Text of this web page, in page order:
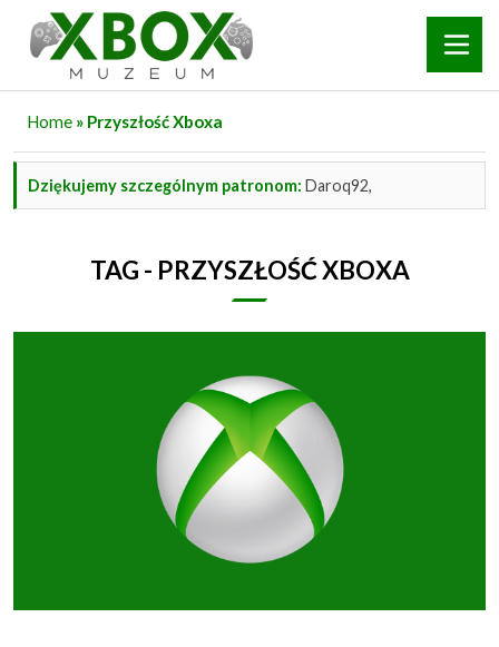
Home » Przyszłość Xboxa
Dziękujemy szczególnym patronom: Daroq92,
TAG - PRZYSZŁOŚĆ XBOXA